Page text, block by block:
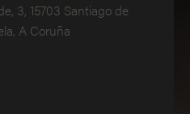
3, 15703 Santiago de
A Coruña